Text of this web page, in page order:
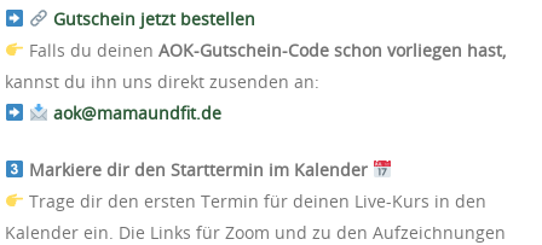
Gutschein jetzt bestellen
Falls du deinen AOK-Gutschein-Code schon vorliegen hast,
kannst du ihn uns direkt zusenden an:
aok@mamaundfit.de
Markiere dir den Starttermin im Kalender
Trage dir den ersten Termin für deinen Live-Kurs in den
Kalender ein. Die Links für Zoom und zu den Aufzeichnungen